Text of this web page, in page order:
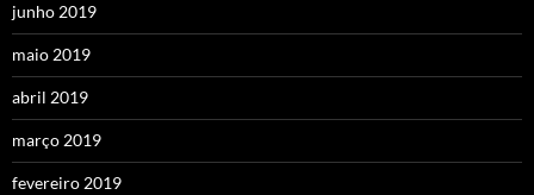
junho 2019
maio 2019
abril 2019
março 2019
fevereiro 2019